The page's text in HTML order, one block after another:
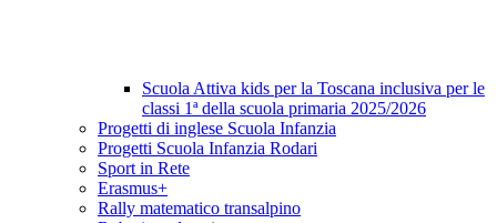
Scuola Attiva kids per la Toscana inclusiva per le
classi 1ª della scuola primaria 2025/2026
Progetti di inglese Scuola Infanzia
Progetti Scuola Infanzia Rodari
Sport in Rete
Erasmus+
Rally matematico transalpino